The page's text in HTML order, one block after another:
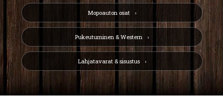
Mopoauton osat
Pukeutuminen & Western
Lahjatavarat & sisustus